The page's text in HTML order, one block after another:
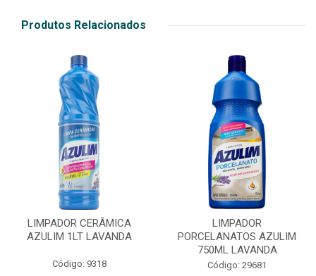
Produtos Relacionados
LIMPADOR CERÂMICA
AZULIM 1LT LAVANDA
Código: 9318
LIMPADOR
PORCELANATOS AZULIM
750ML LAVANDA
Código: 29681